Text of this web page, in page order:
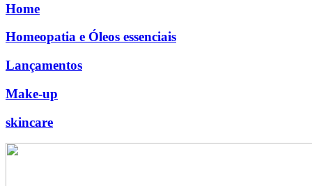
Home
Homeopatia e Óleos essenciais
Lançamentos
Make-up
skincare